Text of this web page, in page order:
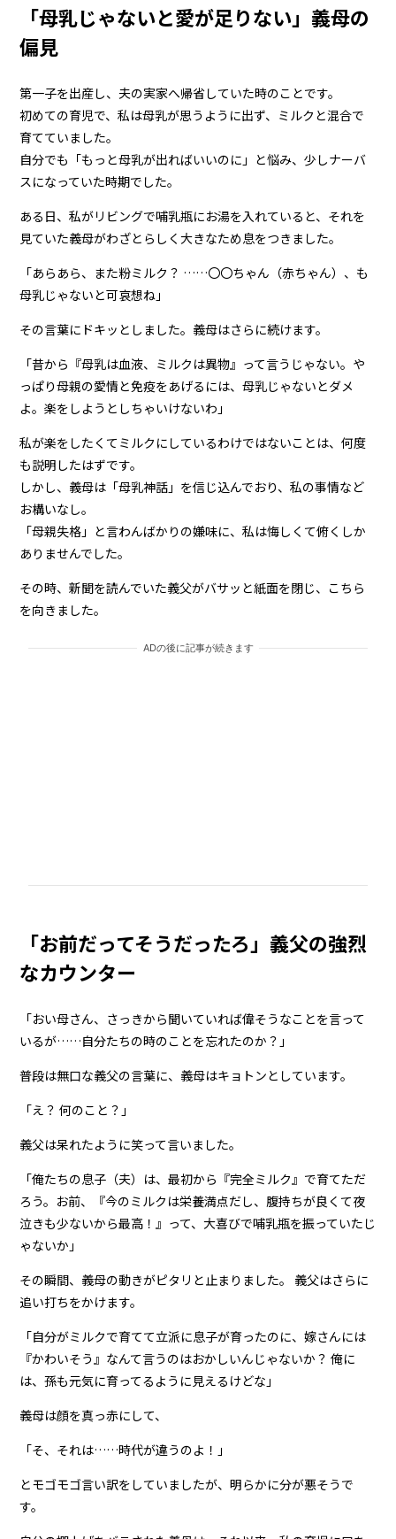
「母乳じゃないと愛が足りない」義母の
偏見
第一子を出産し、夫の実家へ帰省していた時のことです。
初めての育児で、私は母乳が思うように出ず、ミルクと混合で
育てていました。
自分でも「もっと母乳が出ればいいのに」と悩み、少しナーバ
スになっていた時期でした。
ある日、私がリビングで哺乳瓶にお湯を入れていると、それを
見ていた義母がわざとらしく大きなため息をつきました。
「あらあら、また粉ミルク？ ……〇〇ちゃん（赤ちゃん）、も
母乳じゃないと可哀想ね」
その言葉にドキッとしました。義母はさらに続けます。
「昔から『母乳は血液、ミルクは異物』って言うじゃない。や
っぱり母親の愛情と免疫をあげるには、母乳じゃないとダメ
よ。楽をしようとしちゃいけないわ」
私が楽をしたくてミルクにしているわけではないことは、何度
も説明したはずです。
しかし、義母は「母乳神話」を信じ込んでおり、私の事情など
お構いなし。
「母親失格」と言わんばかりの嫌味に、私は悔しくて俯くしか
ありませんでした。
その時、新聞を読んでいた義父がバサッと紙面を閉じ、こちら
を向きました。
ADの後に記事が続きます
「お前だってそうだったろ」義父の強烈
なカウンター
「おい母さん、さっきから聞いていれば偉そうなことを言って
いるが……自分たちの時のことを忘れたのか？」
普段は無口な義父の言葉に、義母はキョトンとしています。
「え？ 何のこと？」
義父は呆れたように笑って言いました。
「俺たちの息子（夫）は、最初から『完全ミルク』で育てただ
ろう。お前、『今のミルクは栄養満点だし、腹持ちが良くて夜
泣きも少ないから最高！』って、大喜びで哺乳瓶を振っていたじ
ゃないか」
その瞬間、義母の動きがピタリと止まりました。 義父はさらに
追い打ちをかけます。
「自分がミルクで育てて立派に息子が育ったのに、嫁さんには
『かわいそう』なんて言うのはおかしいんじゃないか？ 俺に
は、孫も元気に育ってるように見えるけどな」
義母は顔を真っ赤にして、
「そ、それは……時代が違うのよ！」
とモゴモゴ言い訳をしていましたが、明らかに分が悪そうで
す。